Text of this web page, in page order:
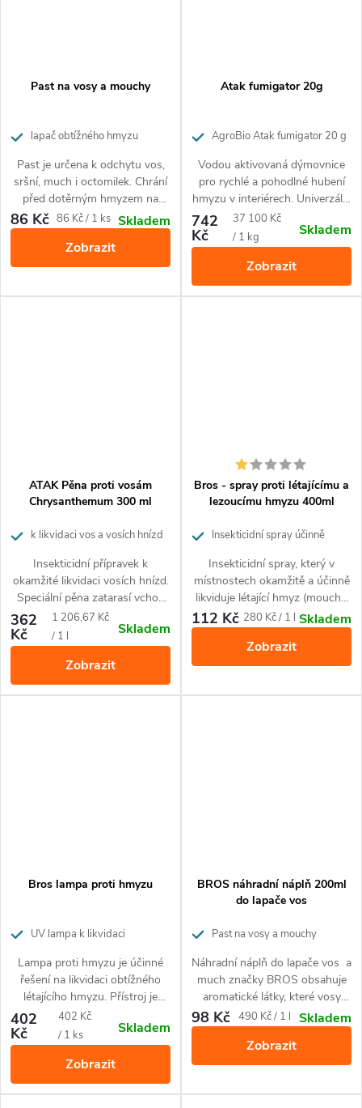
Past na vosy a mouchy
lapač obtížného hmyzu
Past je určena k odchytu vos,
sršní, much i octomilek. Chrání
před dotěrným hmyzem na
zahradách, balkonech, v
altánech ad.
86 Kč Měrná
86 Kč / 1 ks Skladem
Zobrazit
Atak fumigator 20g
AgroBio Atak fumigator 20 g
Vodou aktivovaná dýmovnice
pro rychlé a pohodlné hubení
hmyzu v interiérech. Univerzální
použití - zabije veškyrý hmyz
od roztočů přes mravence až
po vosy a šváby.
742
Kč
Měrná
cena:
37 100 Kč
/ 1 kg
Skladem
Zobrazit
ATAK Pěna proti vosám
Chrysanthemum 300 ml
k likvidaci vos a vosích hnízd
Insekticidní přípravek k
okamžité likvidaci vosích hnízd.
Speciální pěna zatarasí vchod
do hnízda, čímž zabrání vosám
v odletu. Pěna se v dutině
hnízda rovnoměrně rozšiřuje a
díky okamžitě účinným látkám
působí velmi efektivně.
Disponuje vynikajícím „knock-
362
Kč
Měrná
cena:
1 206,67 Kč
/ 1 l
Skladem
Zobrazit
Bros - spray proti létajícímu a
lezoucímu hmyzu 400ml
Insekticidní spray účinně
Insekticidní spray, který v
místnostech okamžitě a účinně
likviduje létající hmyz (mouchy,
komáry, moly) a lezoucí hmyz
(šváby, rusy, mravence, blechy).
112 Kč Měrná
280 Kč / 1 l Skladem
Zobrazit
Bros lampa proti hmyzu
UV lampa k likvidaci
Lampa proti hmyzu je účinné
řešení na likvidaci obtížného
létajícího hmyzu. Přístroj je
ideální pro použití do místností,
domů, zahradních altánů a
menších hospodářských
stavení. Tato lampa vyniká
vysokou účinností, snadností
použití, nízkými provozními
402
Kč
Měrná
cena:
402 Kč
/ 1 ks
Skladem
Zobrazit
BROS náhradní náplň 200ml
do lapače vos
Past na vosy a mouchy
Náhradní náplň do lapače vos a
much značky BROS obsahuje
aromatické látky, které vosy
velmi přitahují. Po té, co vlétnou
malým otvůrkem dovnitř, se už
ale nemohou dostat ven a tak
uvnitř během několika chvil
použití na zahrádkách
98 Kč Měrná
490 Kč / 1 l
Skladem
Zobrazit